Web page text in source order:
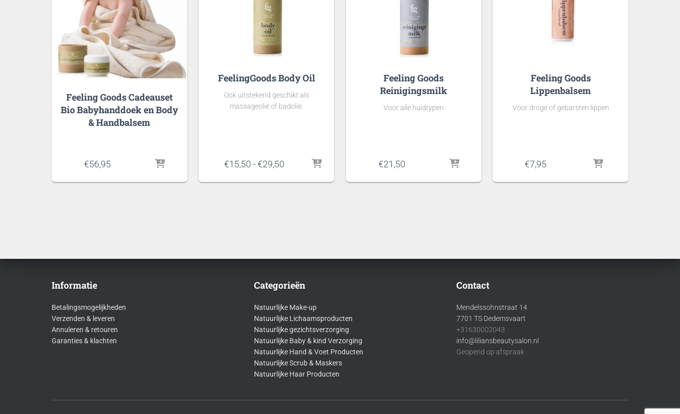
Feeling Goods Cadeauset
Bio Babyhanddoek en Body
& Handbalsem
€56,95
FeelingGoods Body Oil
Ook uitstekend geschikt als
massageolie of badolie.
€15,50 -€29,50Prijsklasse:
tot
Feeling Goods
Reinigingsmilk
Voor alle huidtypen
€21,50
Feeling Goods
Lippenbalsem
Voor droge of gebarsten lippen
€7,95
Informatie
Betalingsmogelijkheden
Verzenden & leveren
Annuleren & retouren
Garanties & klachten
Categorieën
Natuurlijke Make-up
Natuurlijke Lichaamsproducten
Natuurlijke gezichtsverzorging
Natuurlijke Baby & kind Verzorging
Natuurlijke Hand & Voet Producten
Natuurlijke Scrub & Maskers
Natuurlijke Haar Producten
Contact
Mendelssohnstraat 14
7701 TS Dedemsvaart
+31630002043
info@liliansbeautysalon.nl
Geopend op afspraak